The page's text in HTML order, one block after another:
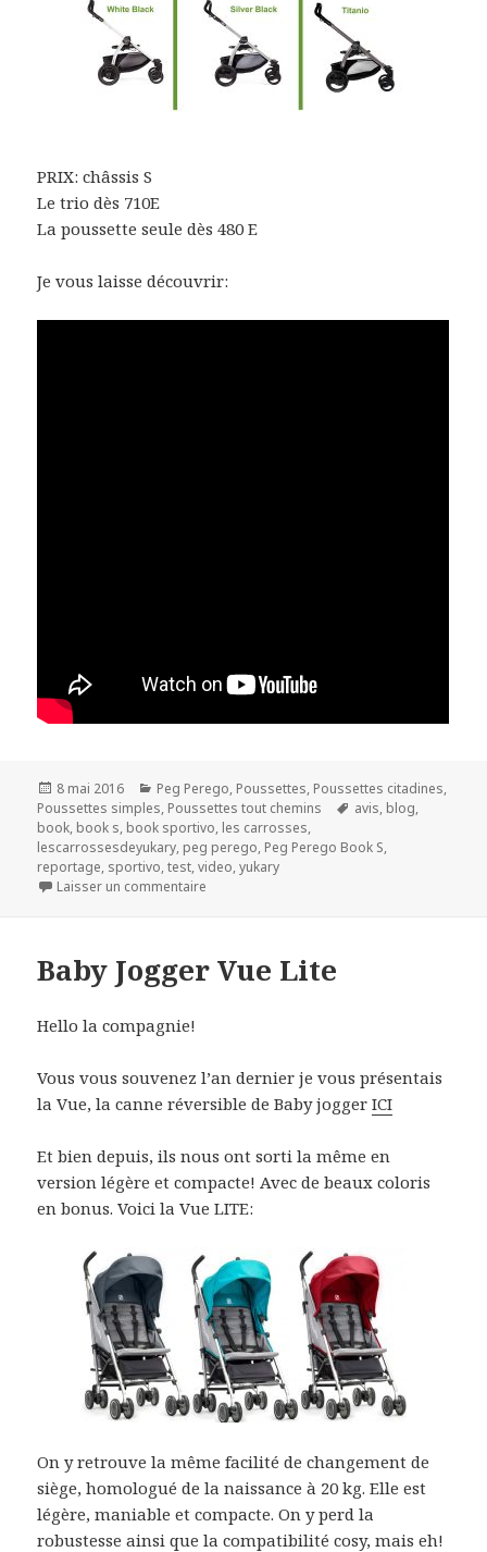
PRIX: châssis S
Le trio dès 710E
La poussette seule dès 480 E
Je vous laisse découvrir:
Publié
le
8 mai 2016 Catégories
Peg Perego, Poussettes, Poussettes citadines,
Poussettes simples, Poussettes tout chemins
Mots-
avis, blog,
book, book s, book sportivo, les carrosses,
lescarrossesdeyukary, peg perego, Peg Perego Book S,
reportage, sportivo,test,video,yukary
Laisser un commentaire
Baby Jogger Vue Lite
Hello la compagnie!
Vous vous souvenez l’an dernier je vous présentais
la Vue, la canne réversible de Baby joggerICI
Et bien depuis, ils nous ont sorti la même en
version légère et compacte! Avec de beaux coloris
en bonus. Voici la Vue LITE:
On y retrouve la même facilité de changement de
siège, homologué de la naissance à 20 kg. Elle est
légère, maniable et compacte. On y perd la
robustesse ainsi que la compatibilité cosy, mais eh!